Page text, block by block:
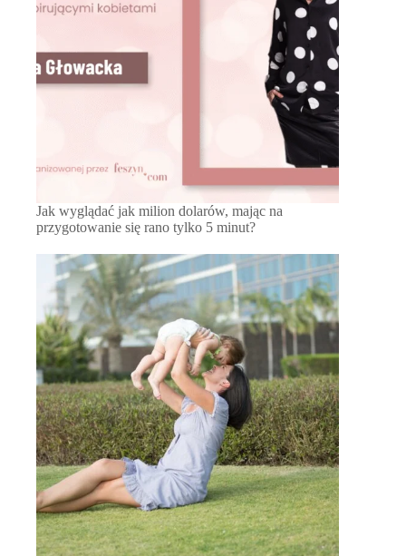
Jak wyglądać jak milion dolarów, mając na
przygotowanie się rano tylko 5 minut?